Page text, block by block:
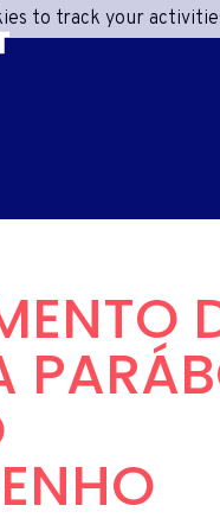
to track your